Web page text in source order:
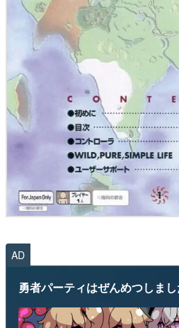
AD
勇者パーティはぜんめつしまし